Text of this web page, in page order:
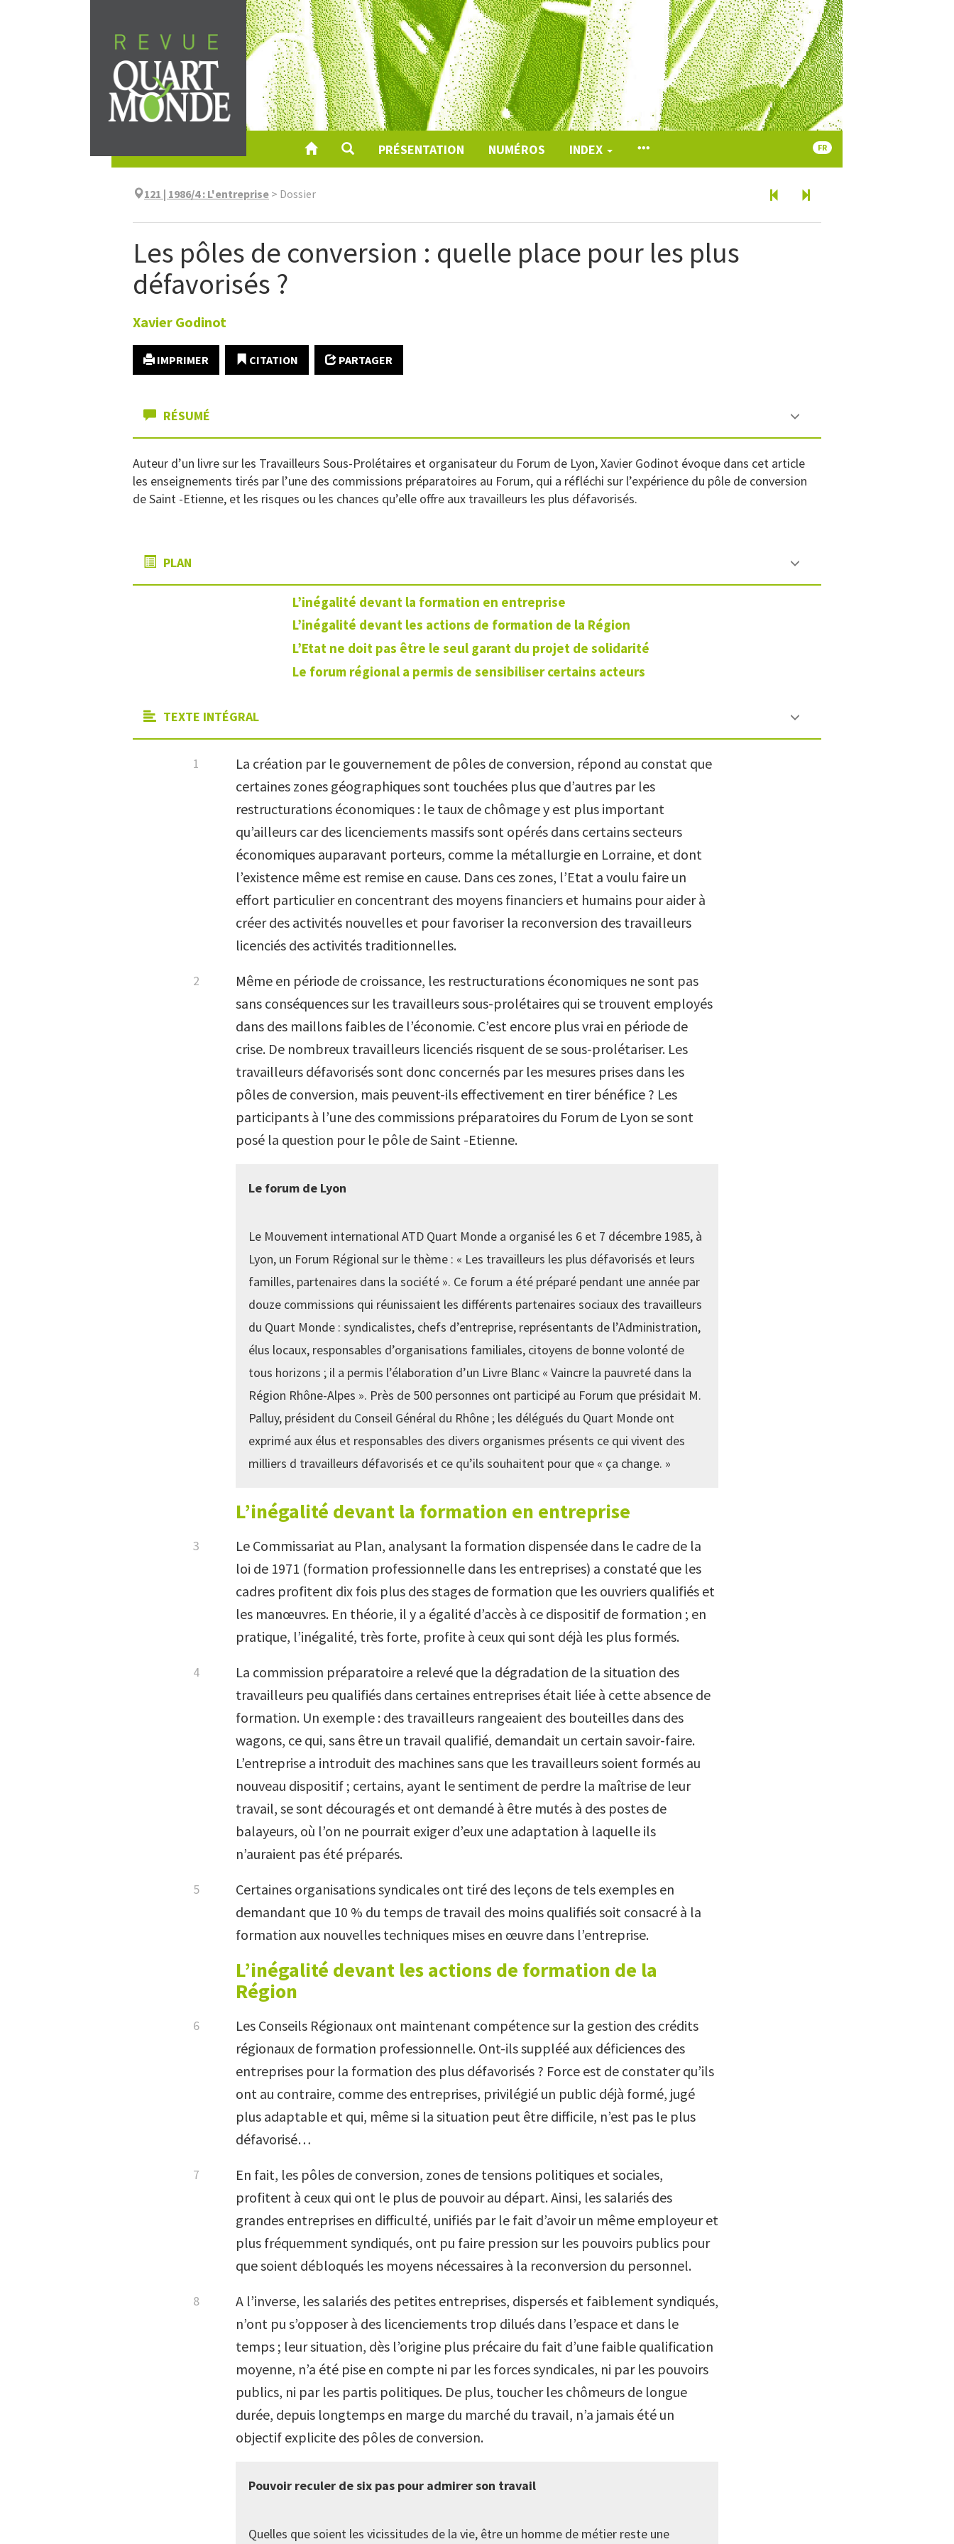
au
contenu
PRÉSENTATION NUMÉROS INDEX FR
121 | 1986/4: L'entreprise > Dossier
Les pôles de conversion : quelle place pour les plus
défavorisés ?
Xavier Godinot
IMPRIMER CITATION PARTAGER
RÉSUMÉ
Auteur d’un livre sur les Travailleurs Sous-Prolétaires et organisateur du Forum de Lyon, Xavier Godinot évoque dans cet article
les enseignements tirés par l’une des commissions préparatoires au Forum, qui a réfléchi sur l’expérience du pôle de conversion
de Saint -Etienne, et les risques ou les chances qu’elle offre aux travailleurs les plus défavorisés.
PLAN
L’inégalité devant la formation en entreprise
L’inégalité devant les actions de formation de la Région
L’Etat ne doit pas être le seul garant du projet de solidarité
Le forum régional a permis de sensibiliser certains acteurs
TEXTE INTÉGRAL
La création par le gouvernement de pôles de conversion, répond au constat que
certaines zones géographiques sont touchées plus que d’autres par les
restructurations économiques : le taux de chômage y est plus important
qu’ailleurs car des licenciements massifs sont opérés dans certains secteurs
économiques auparavant porteurs, comme la métallurgie en Lorraine, et dont
l’existence même est remise en cause. Dans ces zones, l’Etat a voulu faire un
effort particulier en concentrant des moyens financiers et humains pour aider à
créer des activités nouvelles et pour favoriser la reconversion des travailleurs
licenciés des activités traditionnelles.
Même en période de croissance, les restructurations économiques ne sont pas
sans conséquences sur les travailleurs sous-prolétaires qui se trouvent employés
dans des maillons faibles de l’économie. C’est encore plus vrai en période de
crise. De nombreux travailleurs licenciés risquent de se sous-prolétariser. Les
travailleurs défavorisés sont donc concernés par les mesures prises dans les
pôles de conversion, mais peuvent-ils effectivement en tirer bénéfice ? Les
participants à l’une des commissions préparatoires du Forum de Lyon se sont
posé la question pour le pôle de Saint -Etienne.
Le forum de Lyon
Le Mouvement international ATD Quart Monde a organisé les 6 et 7 décembre 1985, à
Lyon, un Forum Régional sur le thème : « Les travailleurs les plus défavorisés et leurs
familles, partenaires dans la société ». Ce forum a été préparé pendant une année par
douze commissions qui réunissaient les différents partenaires sociaux des travailleurs
du Quart Monde : syndicalistes, chefs d’entreprise, représentants de l’Administration,
élus locaux, responsables d’organisations familiales, citoyens de bonne volonté de
tous horizons ; il a permis l’élaboration d’un Livre Blanc « Vaincre la pauvreté dans la
Région Rhône-Alpes ». Près de 500 personnes ont participé au Forum que présidait M.
Palluy, président du Conseil Général du Rhône ; les délégués du Quart Monde ont
exprimé aux élus et responsables des divers organismes présents ce qui vivent des
milliers d travailleurs défavorisés et ce qu’ils souhaitent pour que « ça change. »
L’inégalité devant la formation en entreprise
Le Commissariat au Plan, analysant la formation dispensée dans le cadre de la
loi de 1971 (formation professionnelle dans les entreprises) a constaté que les
cadres profitent dix fois plus des stages de formation que les ouvriers qualifiés et
les manœuvres. En théorie, il y a égalité d’accès à ce dispositif de formation ; en
pratique, l’inégalité, très forte, profite à ceux qui sont déjà les plus formés.
La commission préparatoire a relevé que la dégradation de la situation des
travailleurs peu qualifiés dans certaines entreprises était liée à cette absence de
formation. Un exemple : des travailleurs rangeaient des bouteilles dans des
wagons, ce qui, sans être un travail qualifié, demandait un certain savoir-faire.
L’entreprise a introduit des machines sans que les travailleurs soient formés au
nouveau dispositif ; certains, ayant le sentiment de perdre la maîtrise de leur
travail, se sont découragés et ont demandé à être mutés à des postes de
balayeurs, où l’on ne pourrait exiger d’eux une adaptation à laquelle ils
n’auraient pas été préparés.
Certaines organisations syndicales ont tiré des leçons de tels exemples en
demandant que 10 % du temps de travail des moins qualifiés soit consacré à la
formation aux nouvelles techniques mises en œuvre dans l’entreprise.
L’inégalité devant les actions de formation de la
Région
Les Conseils Régionaux ont maintenant compétence sur la gestion des crédits
régionaux de formation professionnelle. Ont-ils suppléé aux déficiences des
entreprises pour la formation des plus défavorisés ? Force est de constater qu’ils
ont au contraire, comme des entreprises, privilégié un public déjà formé, jugé
plus adaptable et qui, même si la situation peut être difficile, n’est pas le plus
défavorisé…
En fait, les pôles de conversion, zones de tensions politiques et sociales,
profitent à ceux qui ont le plus de pouvoir au départ. Ainsi, les salariés des
grandes entreprises en difficulté, unifiés par le fait d’avoir un même employeur et
plus fréquemment syndiqués, ont pu faire pression sur les pouvoirs publics pour
que soient débloqués les moyens nécessaires à la reconversion du personnel.
A l’inverse, les salariés des petites entreprises, dispersés et faiblement syndiqués,
n’ont pu s’opposer à des licenciements trop dilués dans l’espace et dans le
temps ; leur situation, dès l’origine plus précaire du fait d’une faible qualification
moyenne, n’a été pise en compte ni par les forces syndicales, ni par les pouvoirs
publics, ni par les partis politiques. De plus, toucher les chômeurs de longue
durée, depuis longtemps en marge du marché du travail, n’a jamais été un
objectif explicite des pôles de conversion.
Pouvoir reculer de six pas pour admirer son travail
Quelles que soient les vicissitudes de la vie, être un homme de métier reste une